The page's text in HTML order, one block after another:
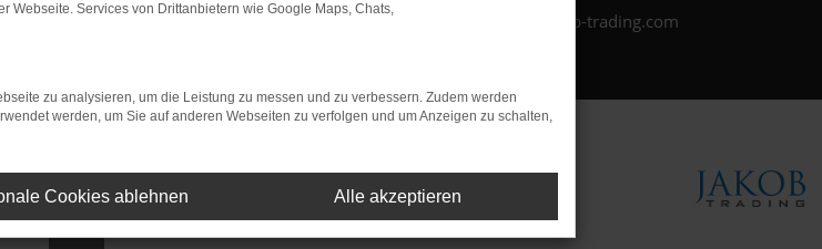
Neustadt/Vogtland Mail: fj@jakob-trading.com
|Webdesign by audaris.de
Webseite. Services von Drittanbietern wie Google Maps, Chats,
zu analysieren, um die Leistung zu messen und zu verbessern. Zudem werden
werden, um Sie auf anderen Webseiten zu verfolgen und um Anzeigen zu schalten,
Cookies ablehnen Alle akzeptieren